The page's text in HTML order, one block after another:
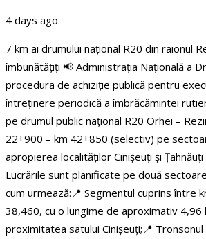
4 days ago
7 km ai drumului național R20 din raionul
îmbunătățiți 📢 Administrația Națională a
procedura de achiziție publică pentru
întreținere periodică a îmbrăcămintei
pe drumul public național R20 Orhei –
22+900 – km 42+850 (selectiv) pe
apropierea localităților Cinișeuți și Țahnăuți
Lucrările sunt planificate pe două
cum urmează:📍 Segmentul cuprins între
38,460, cu o lungime de aproximativ 4,96
proximitatea satului Cinișeuți;📍